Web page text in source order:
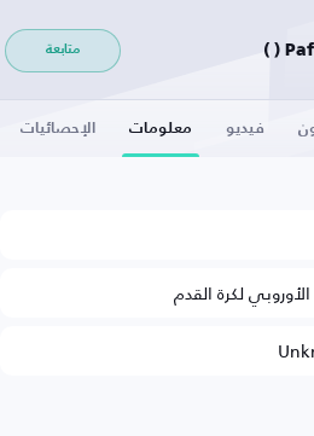
متابعة
فيديو معلومات الإحصائيات
الأوروبي لكرة القدم